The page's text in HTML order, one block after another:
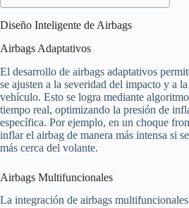
Diseño Inteligente de Airbags
Airbags Adaptativos
El desarrollo de airbags adaptativos
se ajusten a la severidad del impacto y a
vehículo. Esto se logra mediante
tiempo real, optimizando la presión de
específica. Por ejemplo, en un choque
inflar el airbag de manera más intensa si
más cerca del volante.
Airbags Multifuncionales
La integración de airbags